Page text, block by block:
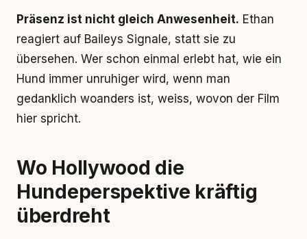
Präsenz ist nicht gleich Anwesenheit. Ethan
reagiert auf Baileys Signale, statt sie zu
übersehen. Wer schon einmal erlebt hat, wie ein
Hund immer unruhiger wird, wenn man
gedanklich woanders ist, weiss, wovon der Film
hier spricht.
Wo Hollywood die
Hundeperspektive kräftig
überdreht